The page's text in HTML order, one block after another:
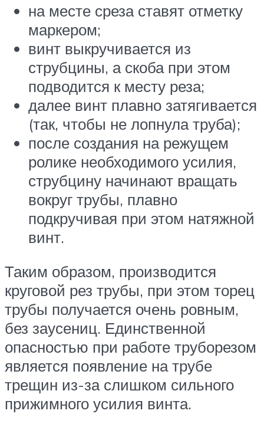
на месте среза ставят отметку
маркером;
винт выкручивается из
струбцины, а скоба при этом
подводится к месту реза;
далее винт плавно затягивается
(так, чтобы не лопнула труба);
после создания на режущем
ролике необходимого усилия,
струбцину начинают вращать
вокруг трубы, плавно
подкручивая при этом натяжной
винт.
Таким образом, производится
круговой рез трубы, при этом торец
трубы получается очень ровным,
без заусениц. Единственной
опасностью при работе труборезом
является появление на трубе
трещин из-за слишком сильного
прижимного усилия винта.